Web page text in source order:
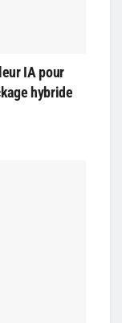
IA pour
hybride